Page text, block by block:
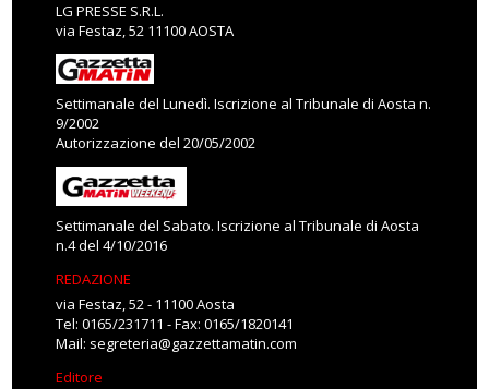
LG PRESSE S.R.L.
via Festaz, 52 11100 AOSTA
Settimanale del Lunedì. Iscrizione al Tribunale di Aosta n.
9/2002
Autorizzazione del 20/05/2002
Settimanale del Sabato. Iscrizione al Tribunale di Aosta
n.4 del 4/10/2016
REDAZIONE
via Festaz, 52 - 11100 Aosta
Tel: 0165/231711 - Fax: 0165/1820141
Mail: segreteria@gazzettamatin.com
Editore